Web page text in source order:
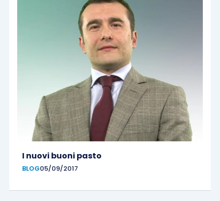
I nuovi buoni pasto
BLOG05/09/2017